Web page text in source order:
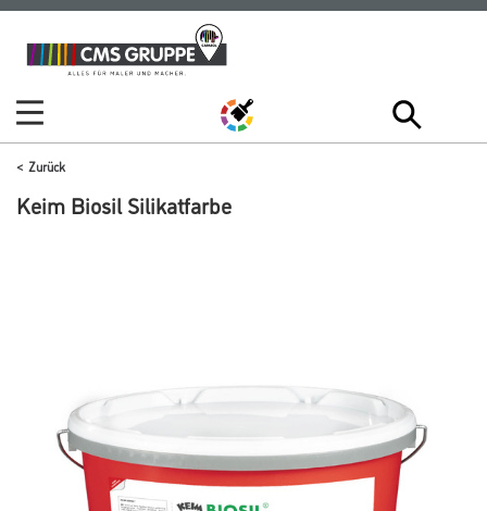
Zum
Inhalt
Zum
Navigationsmenü
Zurück
Keim Biosil Silikatfarbe